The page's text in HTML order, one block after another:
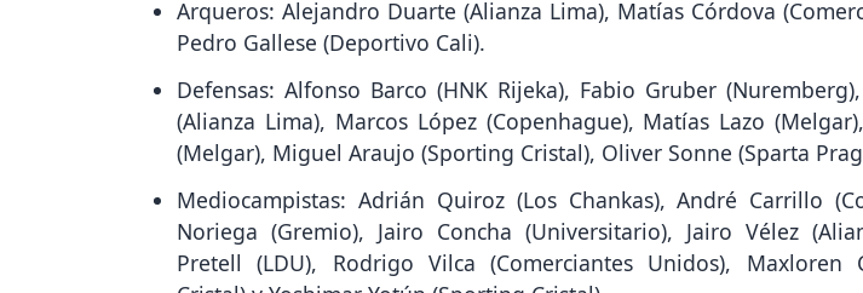
Arqueros: Alejandro Duarte (Alianza Lima), Matías Córdova
Pedro Gallese (Deportivo Cali).
Defensas: Alfonso Barco (HNK Rijeka), Fabio Gruber
(Alianza Lima), Marcos López (Copenhague), Matías Lazo
(Melgar), Miguel Araujo (Sporting Cristal), Oliver Sonne (Sparta
Mediocampistas: Adrián Quiroz (Los Chankas), André Carrillo
Noriega (Gremio), Jairo Concha (Universitario), Jairo Vélez
Pretell (LDU), Rodrigo Vilca (Comerciantes Unidos), Maxloren